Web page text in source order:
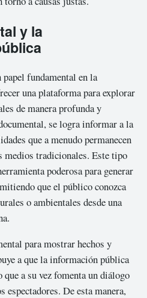
y la
fundamental en la
una plataforma para explorar
de manera profunda y
se logra informar a la
que a menudo permanecen
medios tradicionales. Este tipo
poderosa para generar
que el público conozca
o ambientales desde una
para mostrar hechos y
a que la información pública
que a su vez fomenta un diálogo
espectadores. De esta manera,